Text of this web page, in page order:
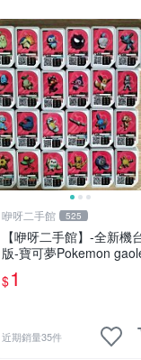
咿呀二手館 525
【咿呀二手館】-全新機
版-寶可夢Pokemon
混各彈寶可夢卡匣- 一星隨
機款、1星不挑款、隨機出
$1
近期銷量35件